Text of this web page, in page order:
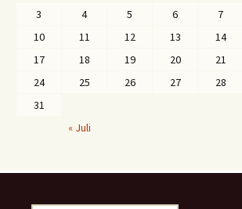
3
4 5 6 7
10
11 12 13 14
17
18 19 20 21
24
25 26 27 28
31
« Juli